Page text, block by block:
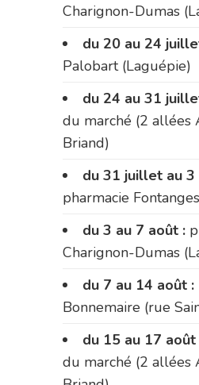
Charignon-Dumas
du 20 au 24
Palobart (Laguépie)
du 24 au 31
du marché (2 allées
Briand)
du 31 juillet au 3
pharmacie Fontanges
du 3 au 7 août :
Charignon-Dumas
du 7 au 14 août :
Bonnemaire (rue
du 15 au 17 août
du marché (2 allées